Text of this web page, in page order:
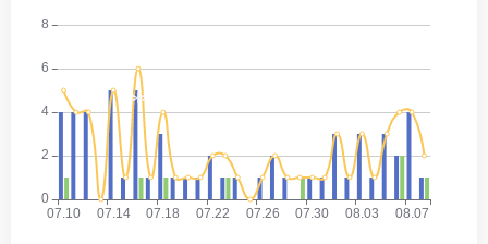
*